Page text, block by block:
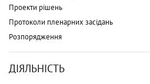
Проекти рішень
Протоколи пленарних засідань
Розпорядження
ДІЯЛЬНІСТЬ